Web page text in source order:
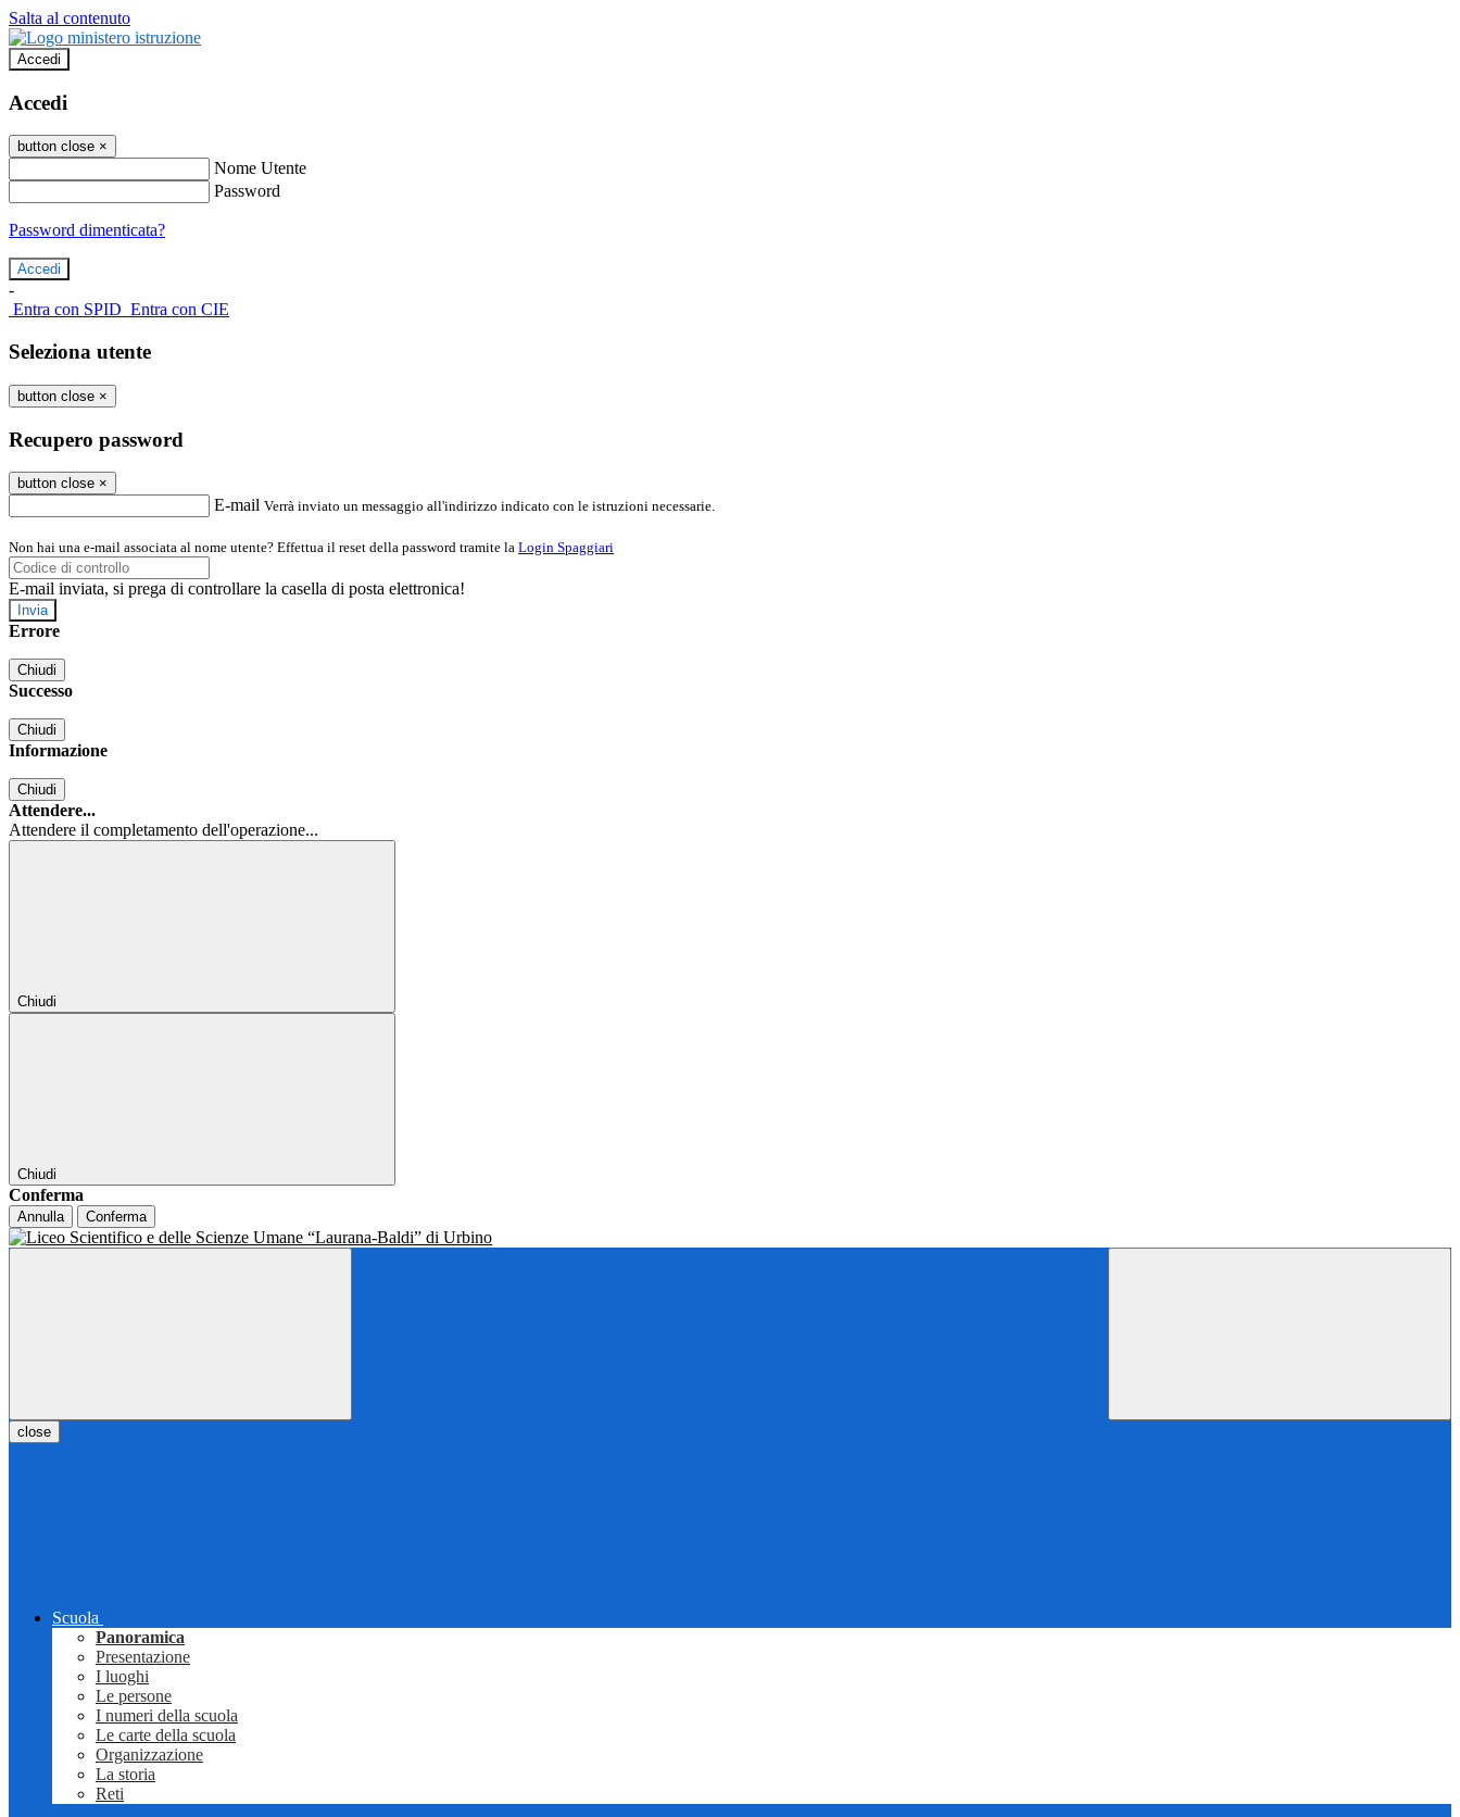
Salta al contenuto
Accedi
Accedi
button close ×
Nome Utente
Password
Password dimenticata?
-
Entra con SPID Entra con CIE
Seleziona utente
button close ×
Recupero password
button close ×
E-mail Verrà inviato un messaggio all'indirizzo indicato con le istruzioni necessarie.
Non hai una e-mail associata al nome utente? Effettua il reset della password tramite la Login Spaggiari
E-mail inviata, si prega di controllare la casella di posta elettronica!
Errore
Chiudi
Successo
Chiudi
Informazione
Chiudi
Attendere...
Attendere il completamento dell'operazione...
Chiudi
Chiudi
Conferma
Annulla Conferma
close
Scuola
Panoramica
Presentazione
I luoghi
Le persone
I numeri della scuola
Le carte della scuola
Organizzazione
La storia
Reti